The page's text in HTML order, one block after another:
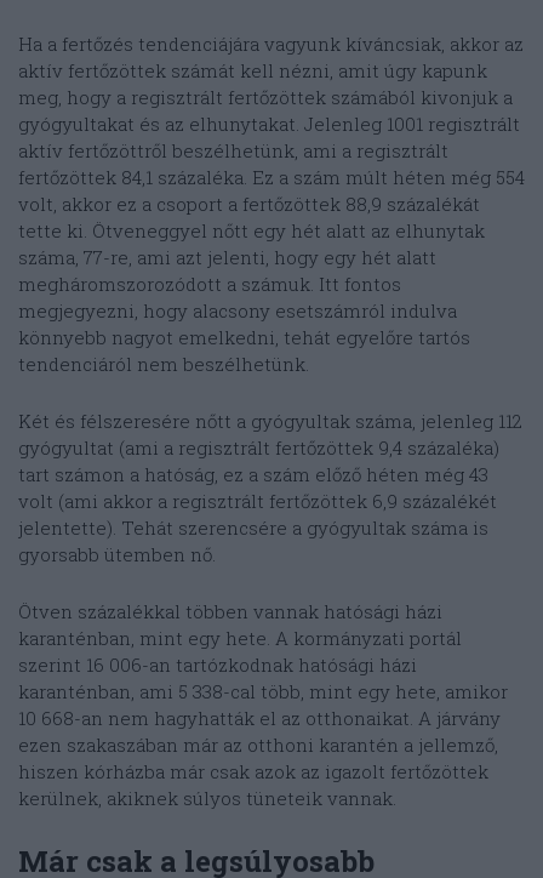
Ha a fertőzés tendenciájára vagyunk kíváncsiak, akkor az
aktív fertőzöttek számát kell nézni, amit úgy kapunk
meg, hogy a regisztrált fertőzöttek számából kivonjuk a
gyógyultakat és az elhunytakat. Jelenleg 1001 regisztrált
aktív fertőzöttről beszélhetünk, ami a regisztrált
fertőzöttek 84,1 százaléka. Ez a szám múlt héten még 554
volt, akkor ez a csoport a fertőzöttek 88,9 százalékát
tette ki. Ötveneggyel nőtt egy hét alatt az elhunytak
száma, 77-re, ami azt jelenti, hogy egy hét alatt
megháromszorozódott a számuk. Itt fontos
megjegyezni, hogy alacsony esetszámról indulva
könnyebb nagyot emelkedni, tehát egyelőre tartós
tendenciáról nem beszélhetünk.
Két és félszeresére nőtt a gyógyultak száma, jelenleg 112
gyógyultat (ami a regisztrált fertőzöttek 9,4 százaléka)
tart számon a hatóság, ez a szám előző héten még 43
volt (ami akkor a regisztrált fertőzöttek 6,9 százalékét
jelentette). Tehát szerencsére a gyógyultak száma is
gyorsabb ütemben nő.
Ötven százalékkal többen vannak hatósági házi
karanténban, mint egy hete. A kormányzati portál
szerint 16 006-an tartózkodnak hatósági házi
karanténban, ami 5 338-cal‬ több, mint egy hete, amikor
10 668-an nem hagyhatták el az otthonaikat. A járvány
ezen szakaszában már az otthoni karantén a jellemző,
hiszen kórházba már csak azok az igazolt fertőzöttek
kerülnek, akiknek súlyos tüneteik vannak.
Már csak a legsúlyosabb